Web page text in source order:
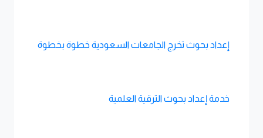
إعداد بحوث تخرج الجامعات السعودية خطوة بخطوة
خدمة إعداد بحوث الترقية العلمية